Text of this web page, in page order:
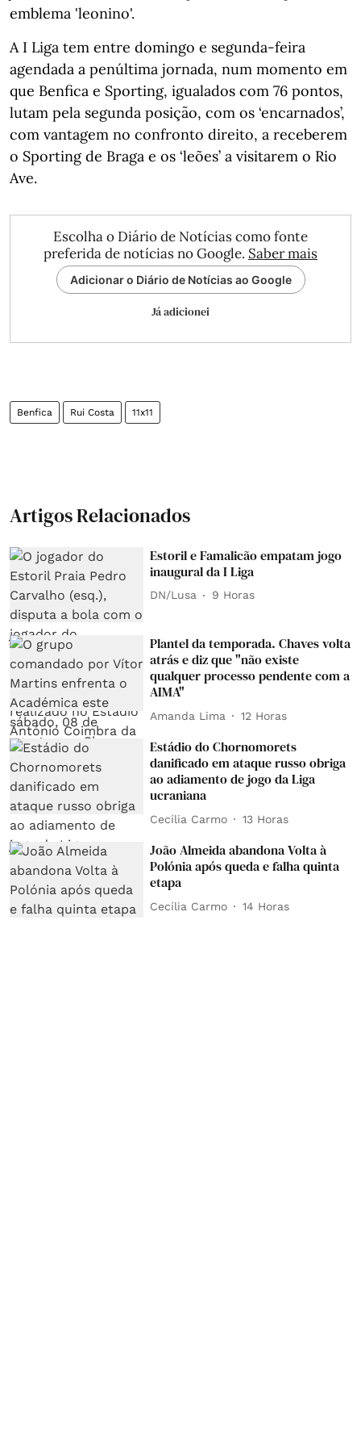
emblema 'leonino'.
A I Liga tem entre domingo e segunda-feira
agendada a penúltima jornada, num momento em
que Benfica e Sporting, igualados com 76 pontos,
lutam pela segunda posição, com os ‘encarnados’,
com vantagem no confronto direito, a receberem
o Sporting de Braga e os ‘leões’ a visitarem o Rio
Ave.
Escolha o Diário de Notícias como fonte
preferida de notícias no Google. Saber mais
Adicionar o Diário de Notícias ao Google
Já adicionei
Benfica Rui Costa 11x11
Artigos Relacionados
Estoril e Famalicão empatam jogo
inaugural da I Liga
DN/Lusa 9 Horas
Plantel da temporada. Chaves volta
atrás e diz que "não existe
qualquer processo pendente com a
AIMA"
Amanda Lima 12 Horas
Estádio do Chornomorets
danificado em ataque russo obriga
ao adiamento de jogo da Liga
ucraniana
Cecília Carmo 13 Horas
João Almeida abandona Volta à
Polónia após queda e falha quinta
etapa
Cecília Carmo 14 Horas